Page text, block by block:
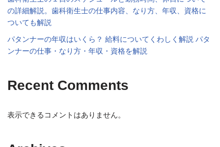
の詳細解説。歯科衛生士の仕事内容、なり方、年収、資格に
ついても解説
パタンナーの年収はいくら？ 給料についてくわしく解説 パタ
ンナーの仕事・なり方・年収・資格を解説
Recent Comments
表示できるコメントはありません。